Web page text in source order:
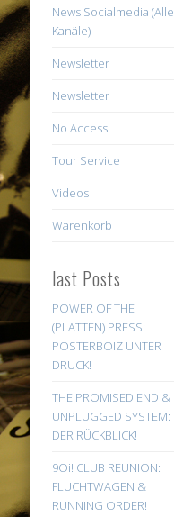
News Socialmedia (Alle
Kanäle)
Newsletter
Newsletter
No Access
Tour Service
Videos
Warenkorb
last Posts
POWER OF THE
(PLATTEN) PRESS:
POSTERBOIZ UNTER
DRUCK!
THE PROMISED END &
UNPLUGGED SYSTEM:
DER RÜCKBLICK!
9Oi! CLUB REUNION:
FLUCHTWAGEN &
RUNNING ORDER!